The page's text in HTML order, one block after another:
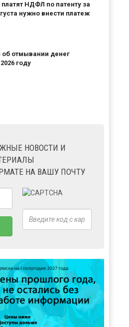
НДФЛ по патенту за
нужно внести платеж
об отмывании денег
году
НОВОСТИ И
НА ВАШУ ПОЧТУ